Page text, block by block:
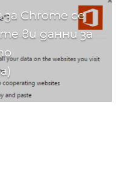
Chrome се
ви данни за